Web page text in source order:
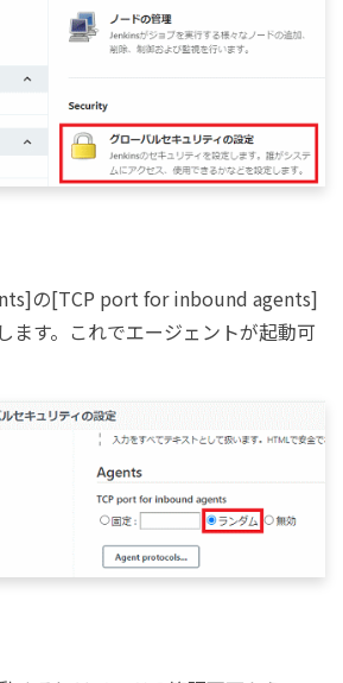
の[TCP port for inbound agents]
ます。これでエージェントが起動可